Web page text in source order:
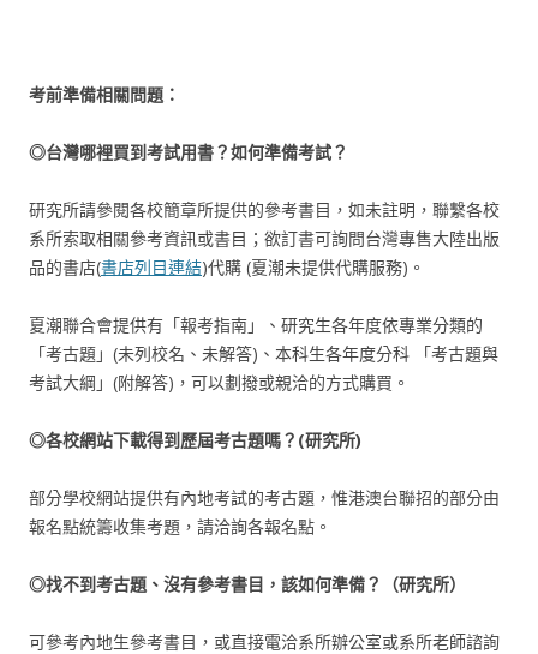
考前準備相關問題：
◎台灣哪裡買到考試用書？如何準備考試？
研究所請參閱各校簡章所提供的參考書目，如未註明，聯繫各校
系所索取相關參考資訊或書目；欲訂書可詢問台灣專售大陸出版
品的書店(書店列目連結)代購 (夏潮未提供代購服務)。
夏潮聯合會提供有「報考指南」、研究生各年度依專業分類的
「考古題」(未列校名、未解答)、本科生各年度分科 「考古題與
考試大綱」(附解答)，可以劃撥或親洽的方式購買。
◎各校網站下載得到歷屆考古題嗎？(研究所)
部分學校網站提供有內地考試的考古題，惟港澳台聯招的部分由
報名點統籌收集考題，請洽詢各報名點。
◎找不到考古題、沒有參考書目，該如何準備？（研究所）
可參考內地生參考書目，或直接電洽系所辦公室或系所老師諮詢